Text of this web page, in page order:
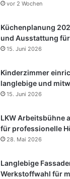
vor 2 Wochen
Küchenplanung
und Ausstattung
15. Juni 2026
Kinderzimmer
langlebige und
15. Juni 2026
LKW Arbeitsbühne
für professionelle
28. Mai 2026
Langlebige
Werkstoffwahl für